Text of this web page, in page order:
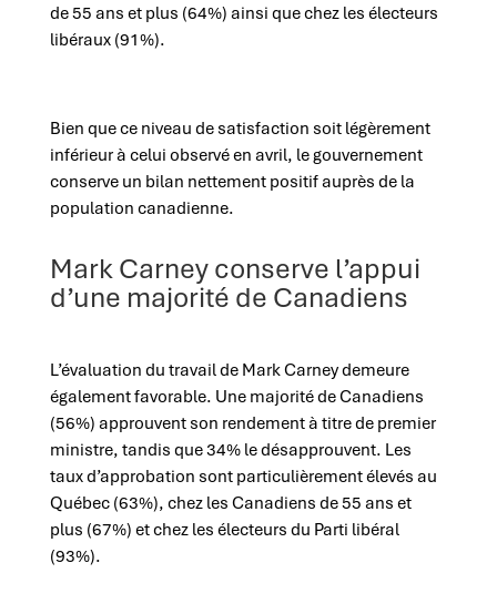
de 55 ans et plus (64%) ainsi que chez les électeurs
libéraux (91%).
Bien que ce niveau de satisfaction soit légèrement
inférieur à celui observé en avril, le gouvernement
conserve un bilan nettement positif auprès de la
population canadienne.
Mark Carney conserve l’appui
d’une majorité de Canadiens
L’évaluation du travail de Mark Carney demeure
également favorable. Une majorité de Canadiens
(56%) approuvent son rendement à titre de premier
ministre, tandis que 34% le désapprouvent. Les
taux d’approbation sont particulièrement élevés au
Québec (63%), chez les Canadiens de 55 ans et
plus (67%) et chez les électeurs du Parti libéral
(93%).